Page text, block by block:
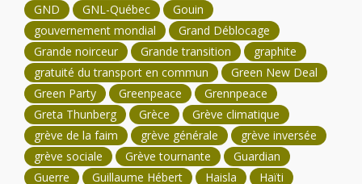
GND
GNL-Québec
Gouin
gouvernement mondial
Grand Déblocage
Grande noirceur
Grande transition
graphite
gratuité du transport en commun
Green New Deal
Green Party
Greenpeace
Grennpeace
Greta Thunberg
Grèce
Grève climatique
grève de la faim
grève générale
grève inversée
grève sociale
Grève tournante
Guardian
Guerre
Guillaume Hébert Haisla
Haïti